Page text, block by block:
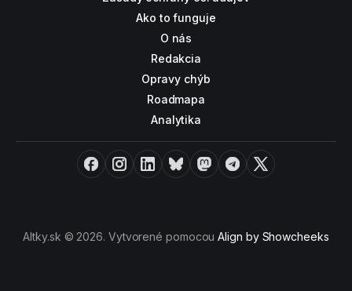
Ako to funguje
O nás
Redakcia
Opravy chýb
Roadmapa
Analytika
Facebook
InstagramLinkedInBlueskyMastodon
Telegram
X
Altky.sk © 2026. Vytvorené pomocouAlign by Showcheeks